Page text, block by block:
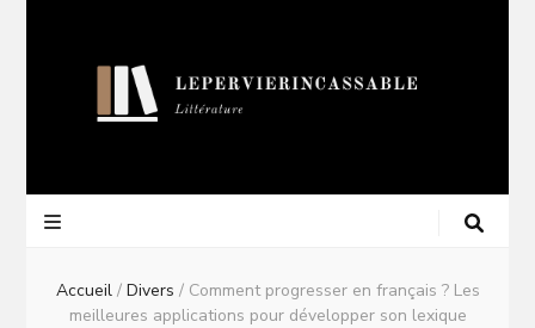
Accueil / Divers / Comment progresser en français ? Les
meilleures applications pour développer son lexique